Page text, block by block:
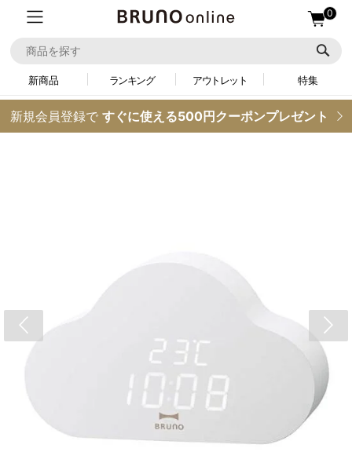
0
新商品 ランキング アウトレット 特集
新規会員登録で すぐに使える500円クーポンプレゼント